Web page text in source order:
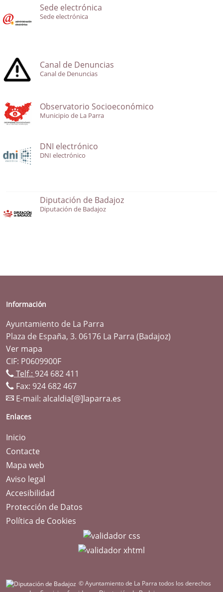
Sede electrónica
Sede electrónica
Canal de Denuncias
Canal de Denuncias
Observatorio Socioeconómico
Municipio de La Parra
DNI electrónico
DNI electrónico
Diputación de Badajoz
Diputación de Badajoz
Información
Ayuntamiento de La Parra
Plaza de España, 3. 06176 La Parra (Badajoz)
Ver mapa
CIF: P0609900F
Telf.: 924 682 411
Fax: 924 682 467
E-mail: alcaldia[@]laparra.es
Enlaces
Inicio
Contacte
Mapa web
Aviso legal
Accesibilidad
Protección de Datos
Política de Cookies
© Ayuntamiento de La Parra todos los derechos